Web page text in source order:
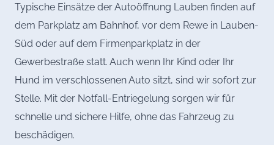
Typische Einsätze der Autoöffnung Lauben finden auf
dem Parkplatz am Bahnhof, vor dem Rewe in Lauben-
Süd oder auf dem Firmenparkplatz in der
Gewerbestraße statt. Auch wenn Ihr Kind oder Ihr
Hund im verschlossenen Auto sitzt, sind wir sofort zur
Stelle. Mit der Notfall-Entriegelung sorgen wir für
schnelle und sichere Hilfe, ohne das Fahrzeug zu
beschädigen.